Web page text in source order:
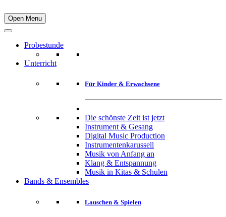
Open Menu
Probestunde
Unterricht
Für Kinder & Erwachsene
Die schönste Zeit ist jetzt
Instrument & Gesang
Digital Music Production
Instrumentenkarussell
Musik von Anfang an
Klang & Entspannung
Musik in Kitas & Schulen
Bands & Ensembles
Lauschen & Spielen